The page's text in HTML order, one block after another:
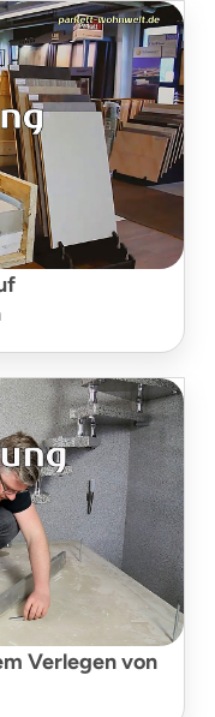
Verlegen von